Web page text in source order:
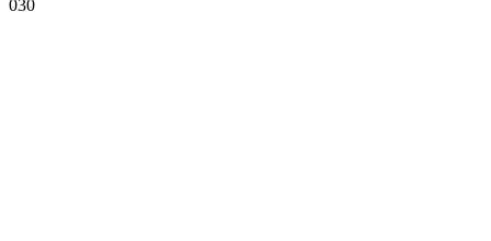
030